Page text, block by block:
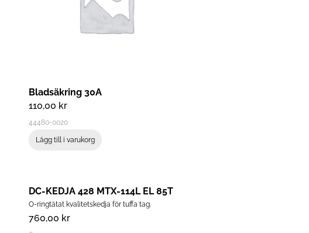
44480-0020
Bladsäkring 30A
110,00 kr
Lägg till i varukorg
DC-KEDJA 428 MTX-114L EL 85T
760,00 kr
O-ringtätat kvalitetskedja för tuffa tag.